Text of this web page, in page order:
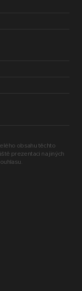
obsahu těchto
prezentaci na jiných